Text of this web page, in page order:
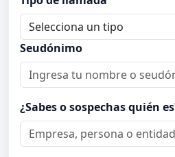
Seudónimo
¿Sabes o sospechas quién